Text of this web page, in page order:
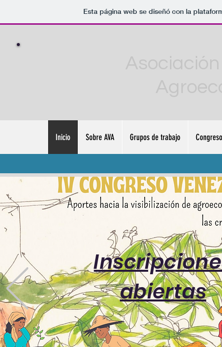
Esta página web se diseñó con la
Inicio Sobre AVA Grupos de trabajo
abiertas